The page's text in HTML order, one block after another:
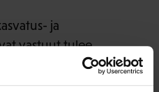
ja
vastuut tulee
Muutoin ohjeistus jää liian
Yhdenvertaisen